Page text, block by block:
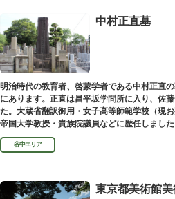
中村正直墓
明治時代の教育者、啓蒙学者である中村正直
にあります。正直は昌平坂学問所に入り、佐
た。大蔵省翻訳御用・女子高等師範学校（現
帝国大学教授・貴族院議員などに歴任しまし
子教育や障害者教育にも力を注ぎました。明
谷中エリア
東京都美術館